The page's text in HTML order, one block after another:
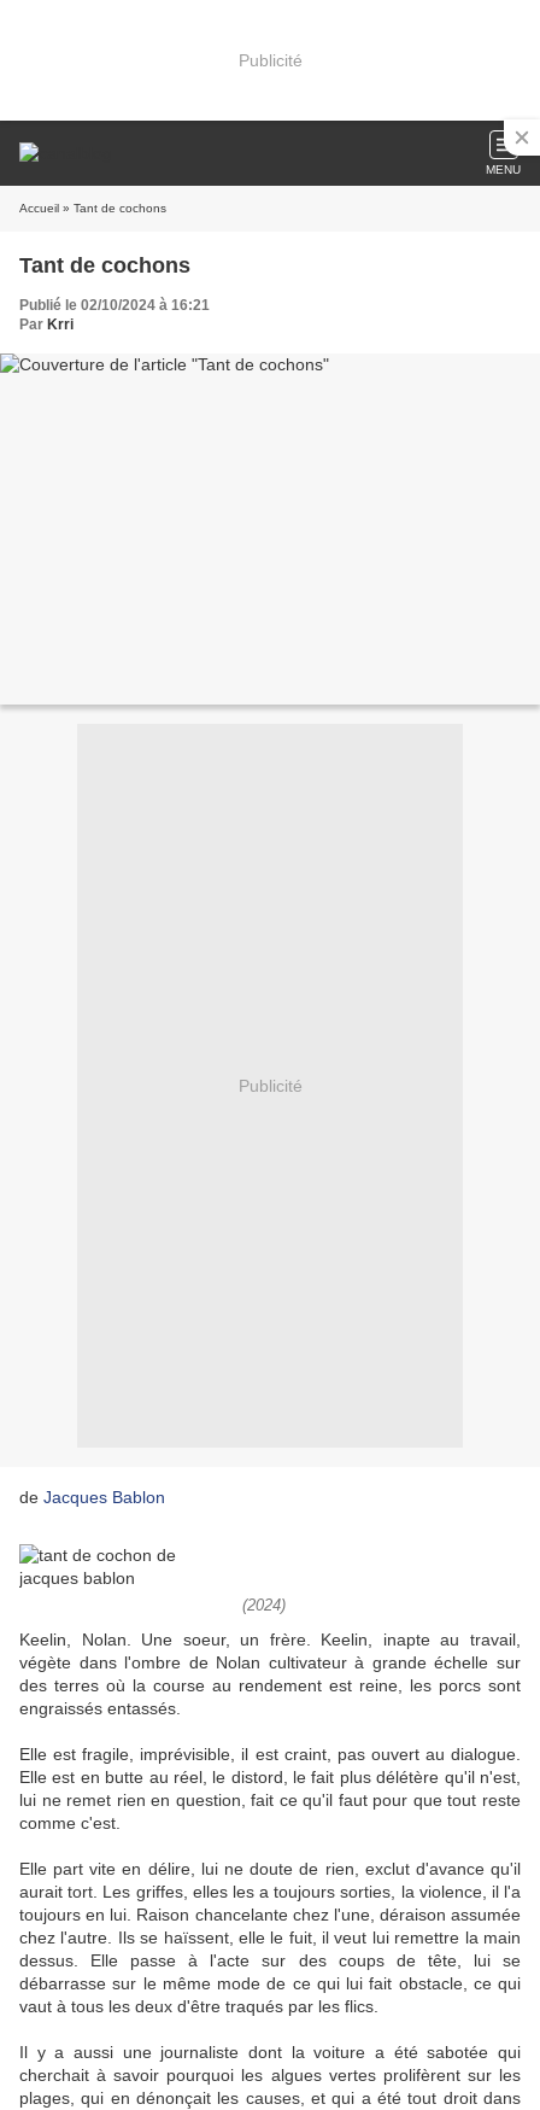
Publicité
MENU
Accueil » Tant de cochons
Tant de cochons
Publié le 02/10/2024 à 16:21
Par Krri
Publicité
de Jacques Bablon
(2024)
Keelin, Nolan. Une soeur, un frère. Keelin, inapte au travail,
végète dans l'ombre de Nolan cultivateur à grande échelle sur
des terres où la course au rendement est reine, les porcs sont
engraissés entassés.
Elle est fragile, imprévisible, il est craint, pas ouvert au dialogue.
Elle est en butte au réel, le distord, le fait plus délétère qu'il n'est,
lui ne remet rien en question, fait ce qu'il faut pour que tout reste
comme c'est.
Elle part vite en délire, lui ne doute de rien, exclut d'avance qu'il
aurait tort. Les griffes, elles les a toujours sorties, la violence, il l'a
toujours en lui. Raison chancelante chez l'une, déraison assumée
chez l'autre. Ils se haïssent, elle le fuit, il veut lui remettre la main
dessus. Elle passe à l'acte sur des coups de tête, lui se
débarrasse sur le même mode de ce qui lui fait obstacle, ce qui
vaut à tous les deux d'être traqués par les flics.
Il y a aussi une journaliste dont la voiture a été sabotée qui
cherchait à savoir pourquoi les algues vertes prolifèrent sur les
plages, qui en dénonçait les causes, et qui a été tout droit dans